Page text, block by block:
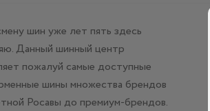
шин уже лет пять здесь
Данный шинный центр
пожалуй самые доступные
шины множества брендов
Росавы до премиум-брендов.